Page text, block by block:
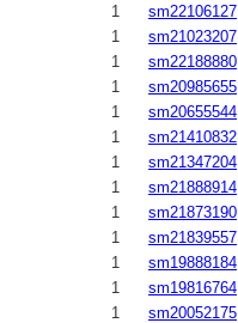
1
sm22106127
1
sm21023207
1
sm22188880
1
sm20985655
1
sm20655544
1
sm21410832
1
sm21347204
1
sm21888914
1
sm21873190
1
sm21839557
1
sm19888184
1
sm19816764
1
sm20052175